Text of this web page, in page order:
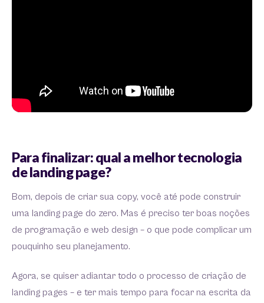
Para finalizar: qual a melhor tecnologia
de landing page?
Bom, depois de criar sua copy, você até pode construir
uma landing page do zero. Mas é preciso ter boas noções
de programação e web design – o que pode complicar um
pouquinho seu planejamento.
Agora, se quiser adiantar todo o processo de criação de
landing pages – e ter mais tempo para focar na escrita da